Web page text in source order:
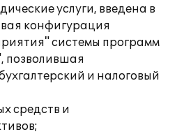
услуги, введена в
конфигурация
системы программ
позволившая
и налоговый
средств и